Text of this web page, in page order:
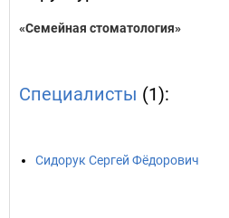
«Семейная стоматология»
Специалисты (1):
Сидорук Сергей Фёдорович